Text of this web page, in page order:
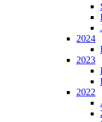
2024
2023
2022